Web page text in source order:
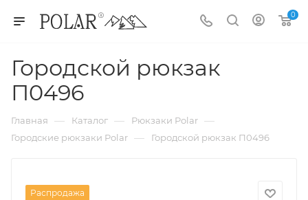
0
Городской рюкзак
П0496
Главная — Каталог — Рюкзаки Polar —
Городские рюкзаки Polar — Городской рюкзак П0496
Распродажа